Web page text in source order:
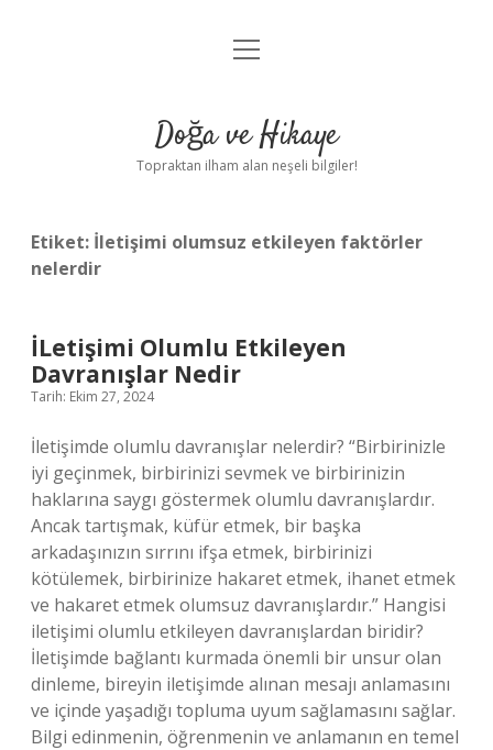
Anasayfa
Yasal Uyarı
menüyü
Doğa ve Hikaye
Topraktan ilham alan neşeli bilgiler!
Etiket: İletişimi olumsuz etkileyen faktörler
nelerdir
İLetişimi Olumlu Etkileyen
Davranışlar Nedir
Tarih: Ekim 27, 2024
İletişimde olumlu davranışlar nelerdir? “Birbirinizle
iyi geçinmek, birbirinizi sevmek ve birbirinizin
haklarına saygı göstermek olumlu davranışlardır.
Ancak tartışmak, küfür etmek, bir başka
arkadaşınızın sırrını ifşa etmek, birbirinizi
kötülemek, birbirinize hakaret etmek, ihanet etmek
ve hakaret etmek olumsuz davranışlardır.” Hangisi
iletişimi olumlu etkileyen davranışlardan biridir?
İletişimde bağlantı kurmada önemli bir unsur olan
dinleme, bireyin iletişimde alınan mesajı anlamasını
ve içinde yaşadığı topluma uyum sağlamasını sağlar.
Bilgi edinmenin, öğrenmenin ve anlamanın en temel